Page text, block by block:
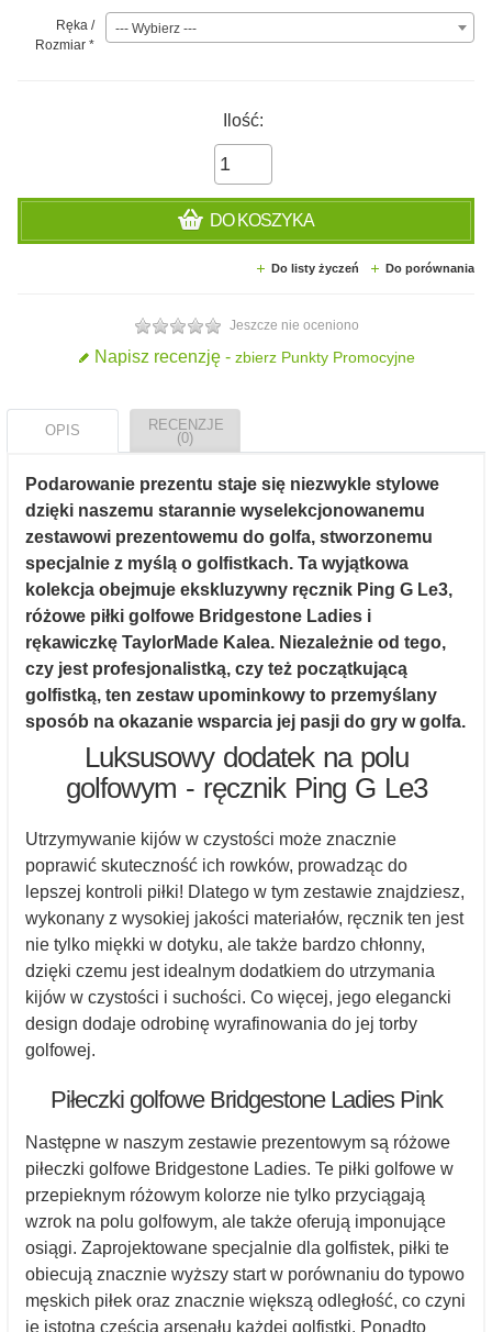
Ręka /
Rozmiar *
--- Wybierz ---
Ilość:
DO KOSZYKA
Do listy życzeń Do porównania
Jeszcze nie oceniono
Napisz recenzję - zbierz Punkty Promocyjne
OPIS
RECENZJE
(0)
Podarowanie prezentu staje się niezwykle stylowe
dzięki naszemu starannie wyselekcjonowanemu
zestawowi prezentowemu do golfa, stworzonemu
specjalnie z myślą o golfistkach. Ta wyjątkowa
kolekcja obejmuje ekskluzywny ręcznik Ping G Le3,
różowe piłki golfowe Bridgestone Ladies i
rękawiczkę TaylorMade Kalea. Niezależnie od tego,
czy jest profesjonalistką, czy też początkującą
golfistką, ten zestaw upominkowy to przemyślany
sposób na okazanie wsparcia jej pasji do gry w golfa.
Luksusowy dodatek na polu
golfowym - ręcznik Ping G Le3
Utrzymywanie kijów w czystości może znacznie
poprawić skuteczność ich rowków, prowadząc do
lepszej kontroli piłki! Dlatego w tym zestawie znajdziesz,
wykonany z wysokiej jakości materiałów, ręcznik ten jest
nie tylko miękki w dotyku, ale także bardzo chłonny,
dzięki czemu jest idealnym dodatkiem do utrzymania
kijów w czystości i suchości. Co więcej, jego elegancki
design dodaje odrobinę wyrafinowania do jej torby
golfowej.
Piłeczki golfowe Bridgestone Ladies Pink
Następne w naszym zestawie prezentowym są różowe
piłeczki golfowe Bridgestone Ladies. Te piłki golfowe w
przepieknym różowym kolorze nie tylko przyciągają
wzrok na polu golfowym, ale także oferują imponujące
osiągi. Zaprojektowane specjalnie dla golfistek, piłki te
obiecują znacznie wyższy start w porównaniu do typowo
męskich piłek oraz znacznie większą odległość, co czyni
je istotną częścią arsenału każdej golfistki. Ponadto